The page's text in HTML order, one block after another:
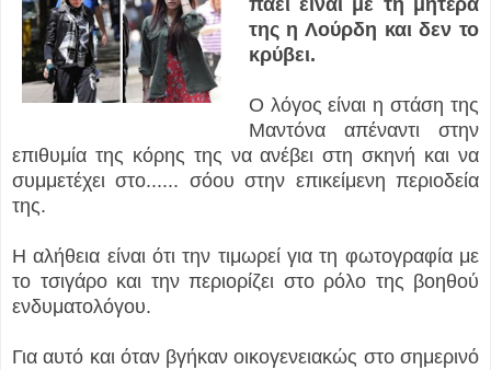
πάει είναι με τη μητέρα
της η Λούρδη και δεν το
κρύβει.
Ο λόγος είναι η στάση της
Μαντόνα απέναντι στην
επιθυμία της κόρης της να ανέβει στη σκηνή και να
συμμετέχει στο...... σόου στην επικείμενη περιοδεία
της.
Η αλήθεια είναι ότι την τιμωρεί για τη φωτογραφία με
το τσιγάρο και την περιορίζει στο ρόλο της βοηθού
ενδυματολόγου.
Για αυτό και όταν βγήκαν οικογενειακώς στο σημερινό